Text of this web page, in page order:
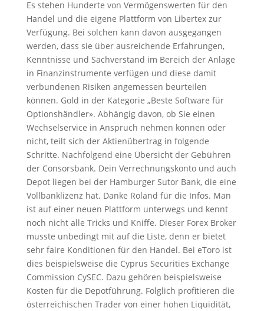
Es stehen Hunderte von Vermögenswerten für den
Handel und die eigene Plattform von Libertex zur
Verfügung. Bei solchen kann davon ausgegangen
werden, dass sie über ausreichende Erfahrungen,
Kenntnisse und Sachverstand im Bereich der Anlage
in Finanzinstrumente verfügen und diese damit
verbundenen Risiken angemessen beurteilen
können. Gold in der Kategorie „Beste Software für
Optionshändler». Abhängig davon, ob Sie einen
Wechselservice in Anspruch nehmen können oder
nicht, teilt sich der Aktienübertrag in folgende
Schritte. Nachfolgend eine Übersicht der Gebühren
der Consorsbank. Dein Verrechnungskonto und auch
Depot liegen bei der Hamburger Sutor Bank, die eine
Vollbanklizenz hat. Danke Roland für die Infos. Man
ist auf einer neuen Plattform unterwegs und kennt
noch nicht alle Tricks und Kniffe. Dieser Forex Broker
musste unbedingt mit auf die Liste, denn er bietet
sehr faire Konditionen für den Handel. Bei eToro ist
dies beispielsweise die Cyprus Securities Exchange
Commission CySEC. Dazu gehören beispielsweise
Kosten für die Depotführung. Folglich profitieren die
österreichischen Trader von einer hohen Liquidität,